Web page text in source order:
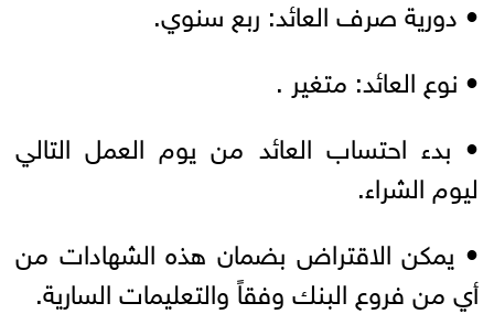
• دورية صرف العائد: ربع سنوي.
• نوع العائد: متغير .
• بدء احتساب العائد من يوم العمل التالي
ليوم الشراء.
• يمكن الاقتراض بضمان هذه الشهادات من
أي من فروع البنك وفقاً والتعليمات السارية.